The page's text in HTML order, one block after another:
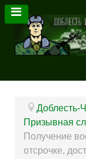
Доблесть-
Призывная
Получение
отсрочке,